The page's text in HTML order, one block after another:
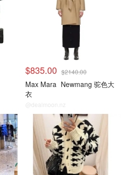
$835.00 $2140.00
Max Mara Newmang 驼色大
衣
@dealmoon.nz